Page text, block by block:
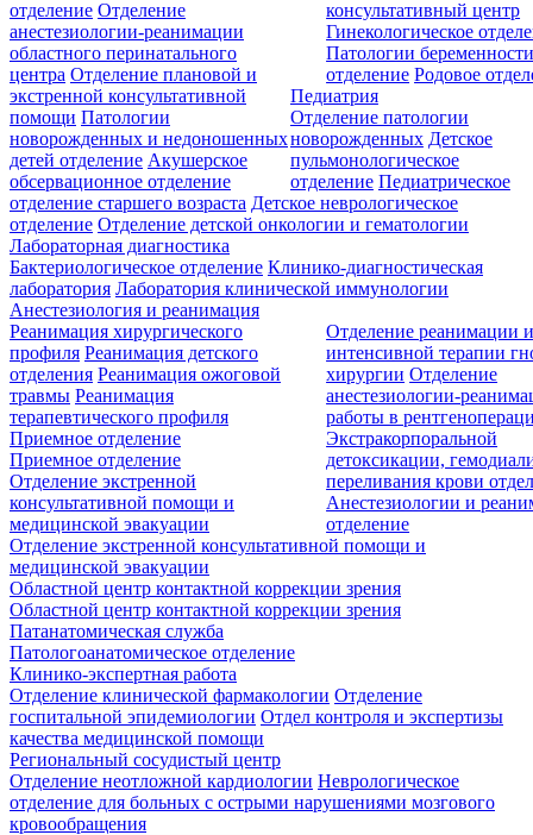
отделение Отделение
анестезиологии-реанимации
областного перинатального
центра Отделение плановой и
экстренной консультативной
помощи Патологии
новорожденных и недоношенных
детей отделение Акушерское
обсервационное отделение
консультативный центр
Гинекологическое
Патологии
отделение Родовое
Педиатрия
Отделение патологии
новорожденных Детское
пульмонологическое
отделение Педиатрическое
отделение старшего возраста Детское неврологическое
отделение Отделение детской онкологии и гематологии
Лабораторная диагностика
Бактериологическое отделение Клинико-диагностическая
лаборатория Лаборатория клинической иммунологии
Анестезиология и реанимация
Реанимация хирургического
профиля Реанимация детского
отделения Реанимация ожоговой
травмы Реанимация
терапевтического профиля
Отделение реанимации
интенсивной терапии
хирургии Отделение
анестезиологии-
работы в
Экстракорпоральной
детоксикации,
переливания крови
Анестезиологии и
отделение
Приемное отделение
Приемное отделение
Отделение экстренной
консультативной помощи и
медицинской эвакуации
Отделение экстренной консультативной помощи и
медицинской эвакуации
Областной центр контактной коррекции зрения
Областной центр контактной коррекции зрения
Патанатомическая служба
Патологоанатомическое отделение
Клинико-экспертная работа
Отделение клинической фармакологии Отделение
госпитальной эпидемиологии Отдел контроля и экспертизы
качества медицинской помощи
Региональный сосудистый центр
Отделение неотложной кардиологии Неврологическое
отделение для больных с острыми нарушениями мозгового
кровообращения